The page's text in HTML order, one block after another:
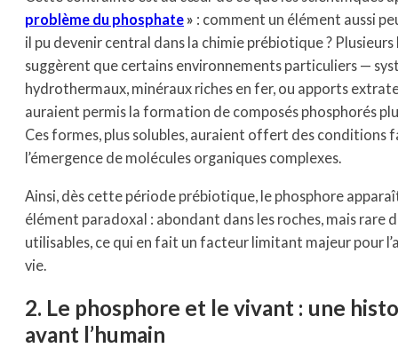
problème du phosphate » : comment un élément aussi
il pu devenir central dans la chimie prébiotique ?
suggèrent que certains environnements particuliers —
hydrothermaux, minéraux riches en fer, ou apports
auraient permis la formation de composés phosphorés
Ces formes, plus solubles, auraient offert des conditions
l’émergence de molécules organiques complexes.
Ainsi, dès cette période prébiotique, le phosphore
élément paradoxal : abondant dans les roches, mais rare
utilisables, ce qui en fait un facteur limitant majeur pour
vie.
2. Le phosphore et le vivant : une
avant l’humain